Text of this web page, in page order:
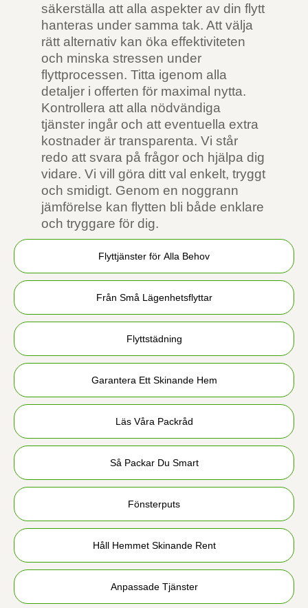
Flyttjänster för Alla Behov
Från Små Lägenhetsflyttar
Flyttstädning
Garantera Ett Skinande Hem
Läs Våra Packråd
Så Packar Du Smart
Fönsterputs
Håll Hemmet Skinande Rent
Anpassade Tjänster
säkerställa att alla aspekter av din flytt
hanteras under samma tak. Att välja
rätt alternativ kan öka effektiviteten
och minska stressen under
flyttprocessen. Titta igenom alla
detaljer i offerten för maximal nytta.
Kontrollera att alla nödvändiga
tjänster ingår och att eventuella extra
kostnader är transparenta. Vi står
redo att svara på frågor och hjälpa dig
vidare. Vi vill göra ditt val enkelt, tryggt
och smidigt. Genom en noggrann
jämförelse kan flytten bli både enklare
och tryggare för dig.